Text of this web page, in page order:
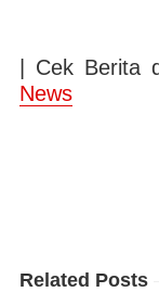
| Cek Berita
News
Related Posts